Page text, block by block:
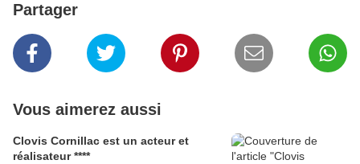
Partager
Vous aimerez aussi
Clovis Cornillac est un acteur et
réalisateur ****